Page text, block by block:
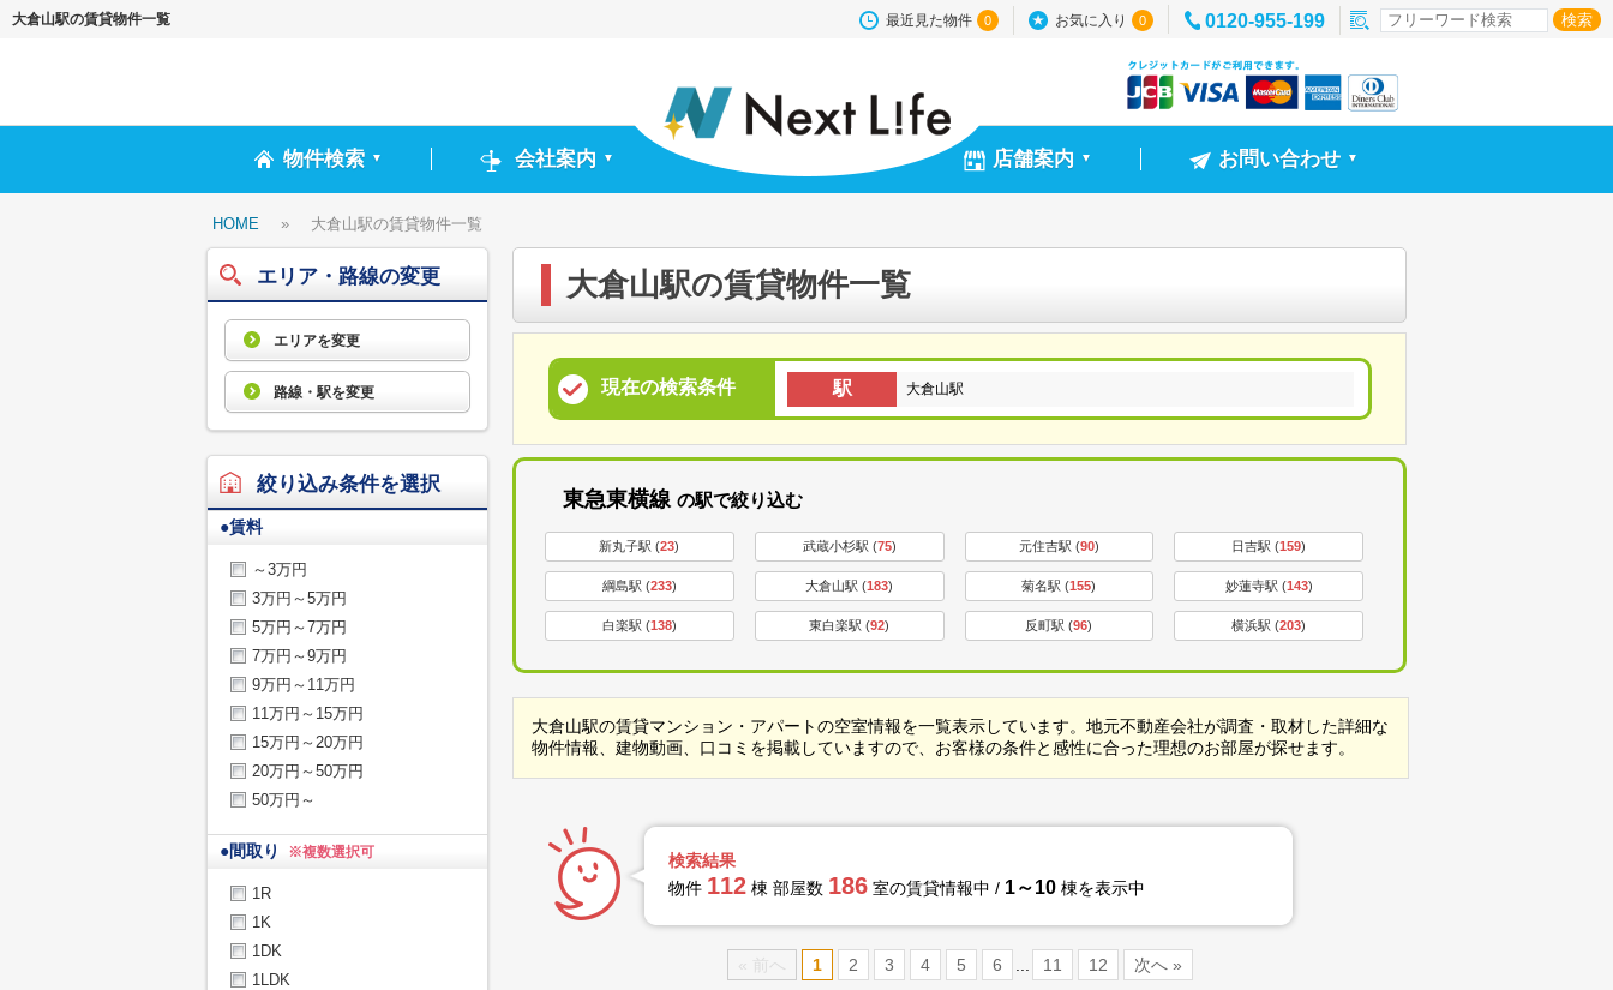
大倉山駅の賃貸物件一覧 最近見た物件 0 お気に入り 0 0120-955-199
物件検索 ▼ 会社案内 ▼ 店舗案内 ▼ お問い合わせ ▼
HOME » 大倉山駅の賃貸物件一覧
大倉山駅の賃貸物件一覧
現在の検索条件 駅 大倉山駅
東急東横線 の駅で絞り込む
新丸子駅 (23) 武蔵小杉駅 (75) 元住吉駅 (90) 日吉駅 (159)
綱島駅 (233) 大倉山駅 (183) 菊名駅 (155) 妙蓮寺駅 (143)
白楽駅 (138) 東白楽駅 (92) 反町駅 (96) 横浜駅 (203)
大倉山駅の賃貸マンション・アパートの空室情報を一覧表示しています。地元不動産会社が調査・取材した詳細な
物件情報、建物動画、口コミを掲載していますので、お客様の条件と感性に合った理想のお部屋が探せます。
検索結果
物件 112 棟 部屋数 186 室の賃貸情報中 / 1～10 棟を表示中
« 前へ 1 2 3 4 5 6 11 12 次へ »
エリア・路線の変更
エリアを変更
路線・駅を変更
絞り込み条件を選択
●賃料
～3万円
3万円～5万円
5万円～7万円
7万円～9万円
9万円～11万円
11万円～15万円
15万円～20万円
20万円～50万円
50万円～
●間取り ※複数選択可
1R
1K
1DK
1LDK